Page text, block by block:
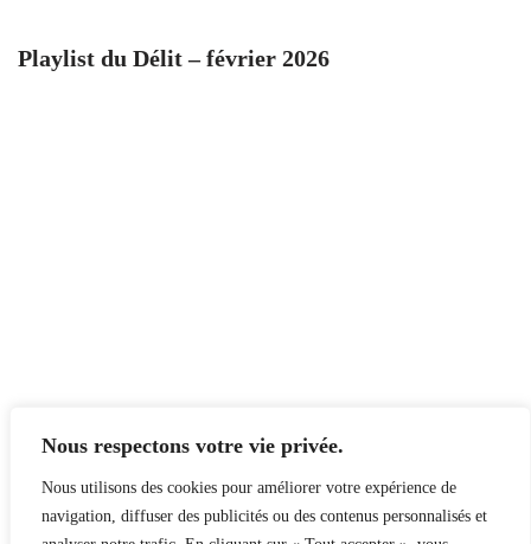
Nous respectons votre vie privée.
Nous utilisons des cookies pour améliorer votre expérience de
navigation, diffuser des publicités ou des contenus personnalisés et
Playlist du Délit – février 2026